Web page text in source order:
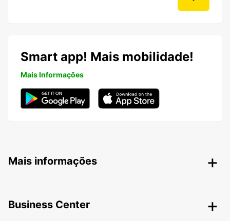
Smart app! Mais mobilidade!
Mais Informações
Mais informações
Business Center